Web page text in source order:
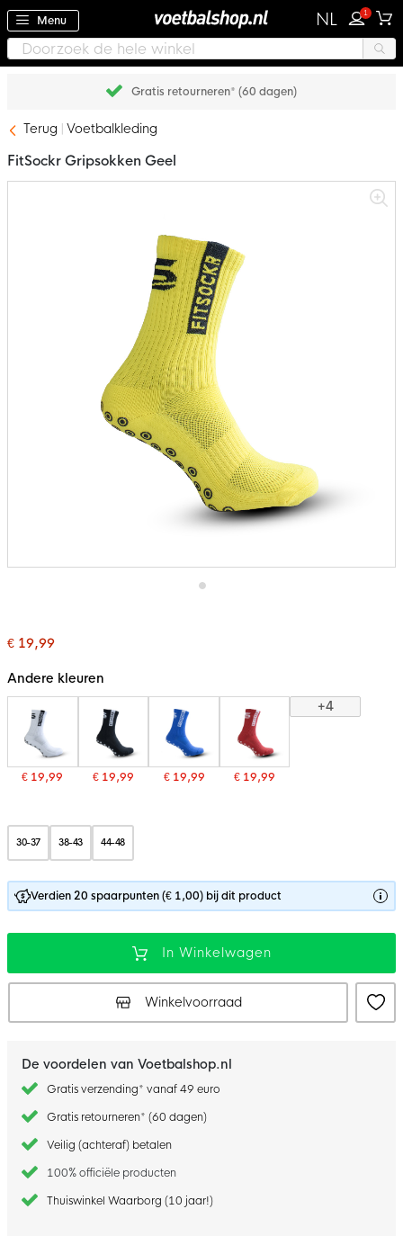
Menu NL 1
Achteraf betalen met Klarna
Terug Voetbalkleding
begin
de
FitSockr Gripsokken Geel
€ 19,99
Andere kleuren
€ 19,99 € 19,99 € 19,99 € 19,99
+4
30-37 38-43 44-48
Verdien 20 spaarpunten (€ 1,00) bij dit product
In Winkelwagen
Winkelvoorraad
De voordelen van Voetbalshop.nl
Gratis verzending* vanaf 49 euro
Gratis retourneren* (60 dagen)
Veilig (achteraf) betalen
100% officiële producten
Thuiswinkel Waarborg (10 jaar!)